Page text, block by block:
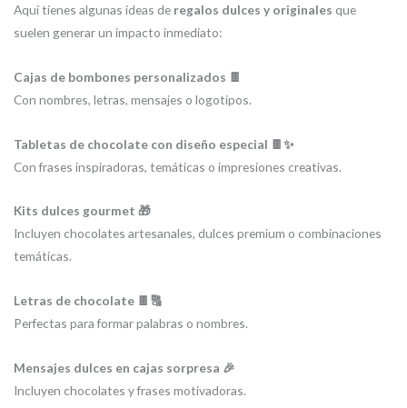
Aquí tienes algunas ideas de regalos dulces y originales que
suelen generar un impacto inmediato:
Cajas de bombones personalizados 🍫
Con nombres, letras, mensajes o logotipos.
Tabletas de chocolate con diseño especial 🍫✨
Con frases inspiradoras, temáticas o impresiones creativas.
Kits dulces gourmet 🎁
Incluyen chocolates artesanales, dulces premium o combinaciones
temáticas.
Letras de chocolate 🍫🔠
Perfectas para formar palabras o nombres.
Mensajes dulces en cajas sorpresa 🎉
Incluyen chocolates y frases motivadoras.